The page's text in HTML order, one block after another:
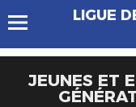
LIGUE
JEUNES ET